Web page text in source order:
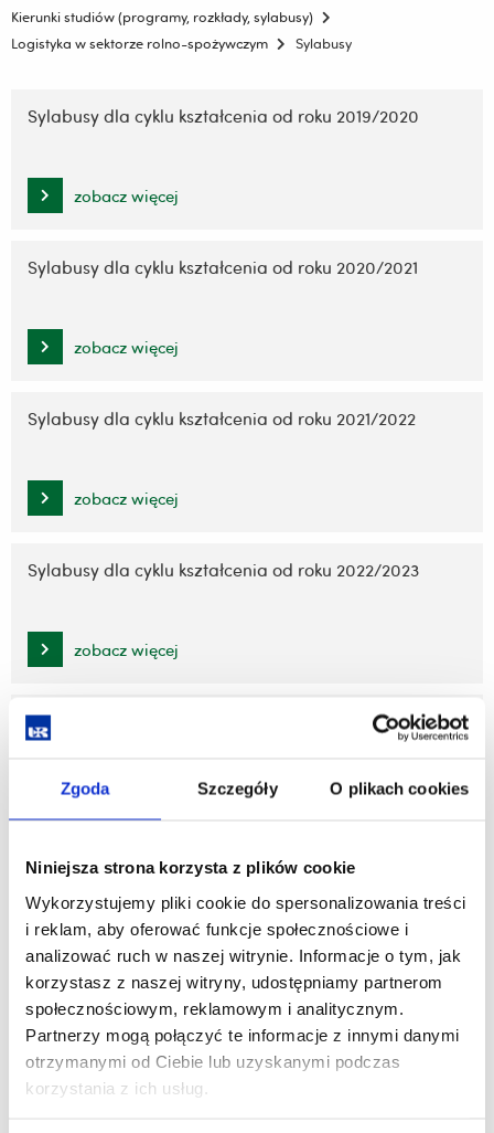
Zgoda Szczegóły O plikach cookies
Niniejsza strona korzysta z plików cookie
Wykorzystujemy pliki cookie do spersonalizowania treści
i reklam, aby oferować funkcje społecznościowe i
analizować ruch w naszej witrynie. Informacje o tym, jak
korzystasz z naszej witryny, udostępniamy partnerom
społecznościowym, reklamowym i analitycznym.
Partnerzy mogą połączyć te informacje z innymi danymi
otrzymanymi od Ciebie lub uzyskanymi podczas
korzystania z ich usług.
Kierunki studiów (programy, rozkłady, sylabusy)
Logistyka w sektorze rolno-spożywczym
Sylabusy
nawigację
treści
Sylabusy dla cyklu kształcenia od roku 2019/2020
zobacz więcej
Sylabusy dla cyklu kształcenia od roku 2020/2021
zobacz więcej
Sylabusy dla cyklu kształcenia od roku 2021/2022
zobacz więcej
Sylabusy dla cyklu kształcenia od roku 2022/2023
zobacz więcej
Sylabusy dla cyklu kształcenia od roku 2023/2024
zobacz więcej
Sylabusy dla cyklu kształcenia od roku 2024/2025
zobacz więcej
Sylabusy dla cyklu kształcenia od roku 2025/2026